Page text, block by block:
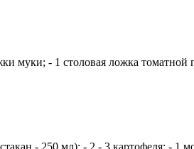
- 1 столовая ложка томатной
- 250 мл); - 2 - 3 картофеля; - 1